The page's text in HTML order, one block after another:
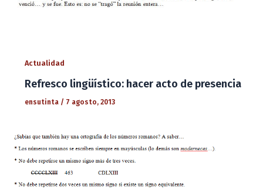
Actualidad
Refresco lingüístico: hacer acto de presencia
ensutinta / 7 agosto, 2013